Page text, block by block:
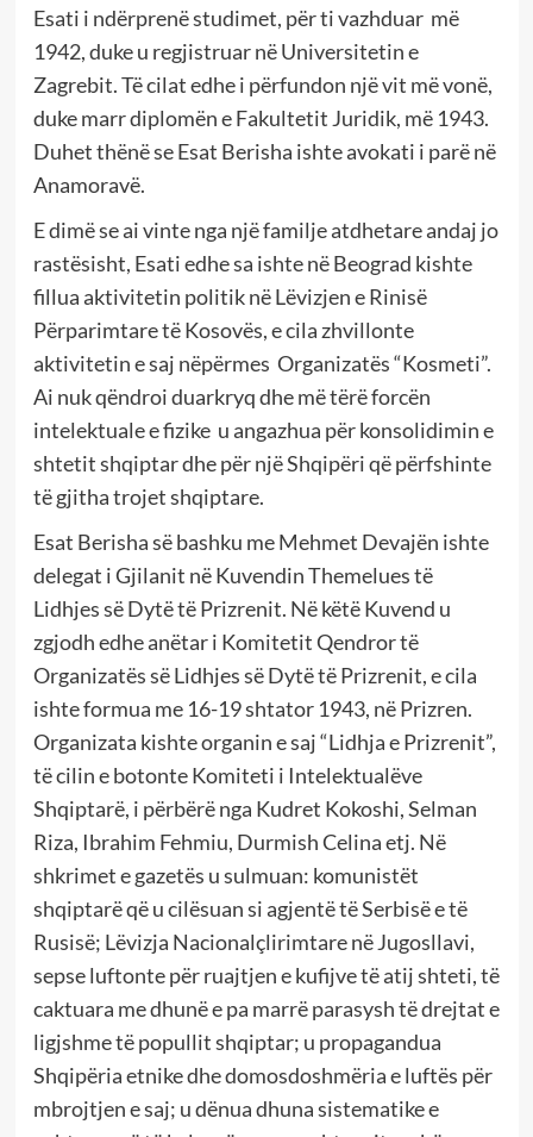
Esati i ndërprenë studimet, për ti vazhduar më
1942, duke u regjistruar në Universitetin e
Zagrebit. Të cilat edhe i përfundon një vit më vonë,
duke marr diplomën e Fakultetit Juridik, më 1943.
Duhet thënë se Esat Berisha ishte avokati i parë në
Anamoravë.
E dimë se ai vinte nga një familje atdhetare andaj jo
rastësisht, Esati edhe sa ishte në Beograd kishte
fillua aktivitetin politik në Lëvizjen e Rinisë
Përparimtare të Kosovës, e cila zhvillonte
aktivitetin e saj nëpërmes Organizatës “Kosmeti”.
Ai nuk qëndroi duarkryq dhe më tërë forcën
intelektuale e fizike u angazhua për konsolidimin e
shtetit shqiptar dhe për një Shqipëri që përfshinte
të gjitha trojet shqiptare.
Esat Berisha së bashku me Mehmet Devajën ishte
delegat i Gjilanit në Kuvendin Themelues të
Lidhjes së Dytë të Prizrenit. Në këtë Kuvend u
zgjodh edhe anëtar i Komitetit Qendror të
Organizatës së Lidhjes së Dytë të Prizrenit, e cila
ishte formua me 16-19 shtator 1943, në Prizren.
Organizata kishte organin e saj “Lidhja e Prizrenit”,
të cilin e botonte Komiteti i Intelektualëve
Shqiptarë, i përbërë nga Kudret Kokoshi, Selman
Riza, Ibrahim Fehmiu, Durmish Celina etj. Në
shkrimet e gazetës u sulmuan: komunistët
shqiptarë që u cilësuan si agjentë të Serbisë e të
Rusisë; Lëvizja Nacionalçlirimtare në Jugosllavi,
sepse luftonte për ruajtjen e kufijve të atij shteti, të
caktuara me dhunë e pa marrë parasysh të drejtat e
ligjshme të popullit shqiptar; u propagandua
Shqipëria etnike dhe domosdoshmëria e luftës për
mbrojtjen e saj; u dënua dhuna sistematike e